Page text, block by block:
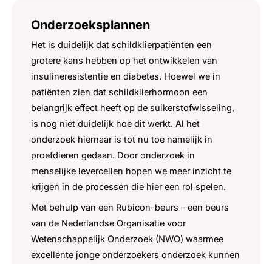
Onderzoeksplannen
Het is duidelijk dat schildklierpatiënten een
grotere kans hebben op het ontwikkelen van
insulineresistentie en diabetes. Hoewel we in
patiënten zien dat schildklierhormoon een
belangrijk effect heeft op de suikerstofwisseling,
is nog niet duidelijk hoe dit werkt. Al het
onderzoek hiernaar is tot nu toe namelijk in
proefdieren gedaan. Door onderzoek in
menselijke levercellen hopen we meer inzicht te
krijgen in de processen die hier een rol spelen.
Met behulp van een Rubicon-beurs – een beurs
van de Nederlandse Organisatie voor
Wetenschappelijk Onderzoek (NWO) waarmee
excellente jonge onderzoekers onderzoek kunnen